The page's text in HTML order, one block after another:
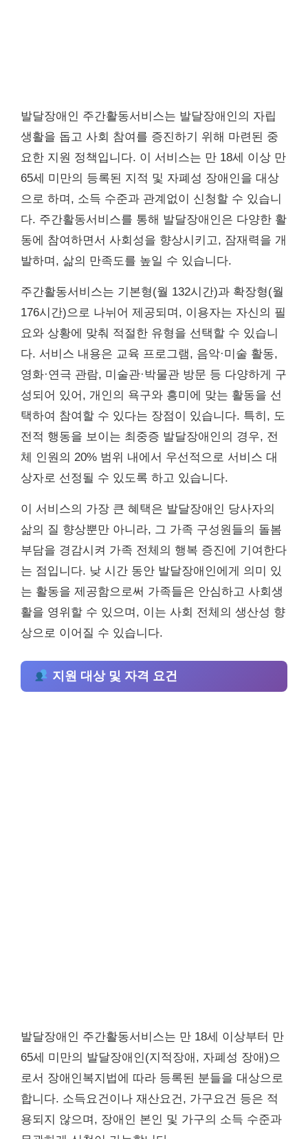
발달장애인 주간활동서비스는 발달장애인의 자립
생활을 돕고 사회 참여를 증진하기 위해 마련된 중
요한 지원 정책입니다. 이 서비스는 만 18세 이상 만
65세 미만의 등록된 지적 및 자폐성 장애인을 대상
으로 하며, 소득 수준과 관계없이 신청할 수 있습니
다. 주간활동서비스를 통해 발달장애인은 다양한 활
동에 참여하면서 사회성을 향상시키고, 잠재력을 개
발하며, 삶의 만족도를 높일 수 있습니다.
주간활동서비스는 기본형(월 132시간)과 확장형(월
176시간)으로 나뉘어 제공되며, 이용자는 자신의 필
요와 상황에 맞춰 적절한 유형을 선택할 수 있습니
다. 서비스 내용은 교육 프로그램, 음악·미술 활동,
영화·연극 관람, 미술관·박물관 방문 등 다양하게 구
성되어 있어, 개인의 욕구와 흥미에 맞는 활동을 선
택하여 참여할 수 있다는 장점이 있습니다. 특히, 도
전적 행동을 보이는 최중증 발달장애인의 경우, 전
체 인원의 20% 범위 내에서 우선적으로 서비스 대
상자로 선정될 수 있도록 하고 있습니다.
이 서비스의 가장 큰 혜택은 발달장애인 당사자의
삶의 질 향상뿐만 아니라, 그 가족 구성원들의 돌봄
부담을 경감시켜 가족 전체의 행복 증진에 기여한다
는 점입니다. 낮 시간 동안 발달장애인에게 의미 있
는 활동을 제공함으로써 가족들은 안심하고 사회생
활을 영위할 수 있으며, 이는 사회 전체의 생산성 향
상으로 이어질 수 있습니다.
지원 대상 및 자격 요건
발달장애인 주간활동서비스는 만 18세 이상부터 만
65세 미만의 발달장애인(지적장애, 자폐성 장애)으
로서 장애인복지법에 따라 등록된 분들을 대상으로
합니다. 소득요건이나 재산요건, 가구요건 등은 적
용되지 않으며, 장애인 본인 및 가구의 소득 수준과